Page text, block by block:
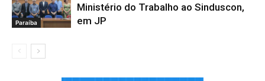
Paraíba
Ministério do Trabalho ao Sinduscon,
em JP